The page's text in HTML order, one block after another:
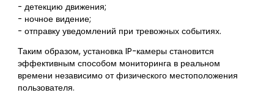
- детекцию движения;
- ночное видение;
- отправку уведомлений при тревожных событиях.
Таким образом, установка IP-камеры становится
эффективным способом мониторинга в реальном
времени независимо от физического местоположения
пользователя.